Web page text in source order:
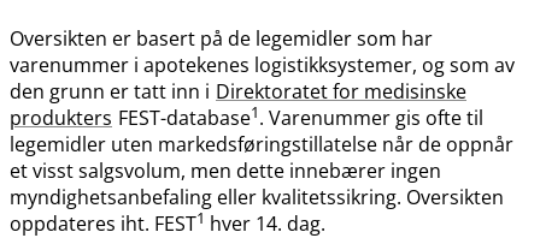
Oversikten er basert på de legemidler som har
varenummer i apotekenes logistikksystemer, og som av
den grunn er tatt inn i Direktoratet for medisinske
produkters FEST-database1. Varenummer gis ofte til
legemidler uten markedsføringstillatelse når de oppnår
et visst salgsvolum, men dette innebærer ingen
myndighetsanbefaling eller kvalitetssikring. Oversikten
oppdateres iht. FEST1 hver 14. dag.